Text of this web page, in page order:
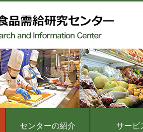
センターの紹介 サービ